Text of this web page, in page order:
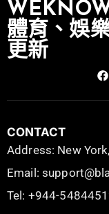
體育、娛
更新
CONTACT
Address: New
Email:
Tel: +944-